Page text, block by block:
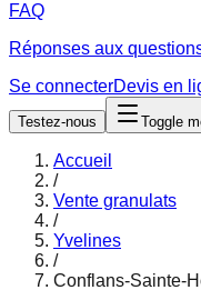
FAQ
Réponses aux
Se connecterDevis en
Testez-nous Toggle
Accueil
/
Vente granulats
/
Yvelines
/
Conflans-Sainte-